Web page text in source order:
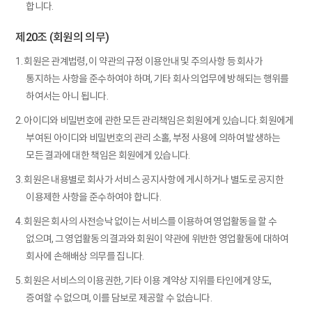
합니다.
제20조 (회원의 의무)
1. 회원은 관계법령, 이 약관의 규정 이용안내 및 주의사항 등 회사가
통지하는 사항을 준수하여야 하며, 기타 회사의 업무에 방해되는 행위를
하여서는 아니 됩니다.
2. 아이디와 비밀번호에 관한 모든 관리책임은 회원에게 있습니다. 회원에게
부여된 아이디와 비밀번호의 관리 소홀, 부정 사용에 의하여 발생하는
모든 결과에 대한 책임은 회원에게 있습니다.
3. 회원은 내용별로 회사가 서비스 공지사항에 게시하거나 별도로 공지한
이용제한 사항을 준수하여야 합니다.
4. 회원은 회사의 사전승낙 없이는 서비스를 이용하여 영업활동을 할 수
없으며, 그 영업활동의 결과와 회원이 약관에 위반한 영업활동에 대하여
회사에 손해배상 의무를 집니다.
5. 회원은 서비스의 이용권한, 기타 이용 계약상 지위를 타인에게 양도,
증여할 수 없으며, 이를 담보로 제공할 수 없습니다.